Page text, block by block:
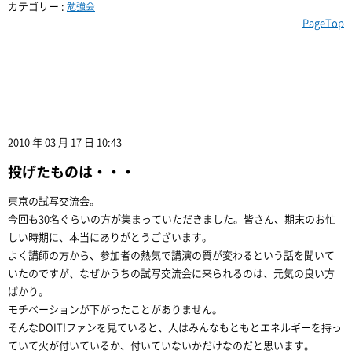
カテゴリー : 勉強会
PageTop
2010 年 03 月 17 日 10:43
投げたものは・・・
東京の試写交流会。
今回も30名ぐらいの方が集まっていただきました。皆さん、期末のお忙
しい時期に、本当にありがとうございます。
よく講師の方から、参加者の熱気で講演の質が変わるという話を聞いて
いたのですが、なぜかうちの試写交流会に来られるのは、元気の良い方
ばかり。
モチベーションが下がったことがありません。
そんなDOIT!ファンを見ていると、人はみんなもともとエネルギーを持っ
ていて火が付いているか、付いていないかだけなのだと思います。